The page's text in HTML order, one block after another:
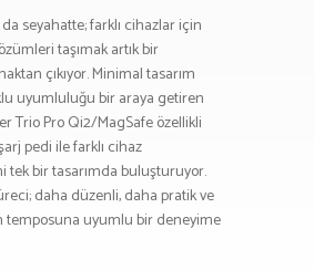
seyahatte; farklı cihazlar için
taşımak artık bir
çıkıyor. Minimal tasarım
uyumluluğu bir araya getiren
Trio Pro Qi2/MagSafe özellikli
pedi ile farklı cihaz
tek bir tasarımda buluşturuyor.
daha düzenli, daha pratik ve
temposuna uyumlu bir deneyime